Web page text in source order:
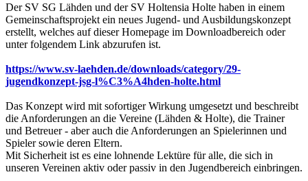
Der SV SG Lähden und der SV Holtensia Holte haben in einem
Gemeinschaftsprojekt ein neues Jugend- und Ausbildungskonzept
erstellt, welches auf dieser Homepage im Downloadbereich oder
unter folgendem Link abzurufen ist.
https://www.sv-laehden.de/downloads/category/29-
jugendkonzept-jsg-l%C3%A4hden-holte.html
Das Konzept wird mit sofortiger Wirkung umgesetzt und beschreibt
die Anforderungen an die Vereine (Lähden & Holte), die Trainer
und Betreuer - aber auch die Anforderungen an Spielerinnen und
Spieler sowie deren Eltern.
Mit Sicherheit ist es eine lohnende Lektüre für alle, die sich in
unseren Vereinen aktiv oder passiv in den Jugendbereich einbringen.